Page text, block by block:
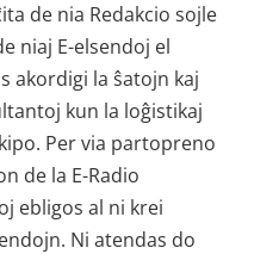
de nia Redakcio sojle
niaj E-elsendoj el
akordigi la ŝatojn kaj
kun la loĝistikaj
Per via partopreno
de la E-Radio
ebligos al ni krei
Ni atendas do